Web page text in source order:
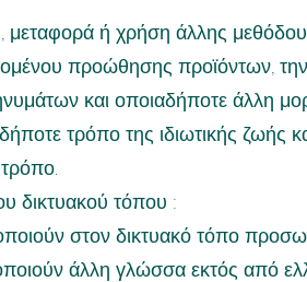
ή χρήση άλλης
προώθησης προϊόντων,
και οποιαδήποτε άλλη
τρόπο της ιδιωτικής ζωής
δικτυακού τόπου :
στον δικτυακό τόπο
άλλη γλώσσα εκτός από